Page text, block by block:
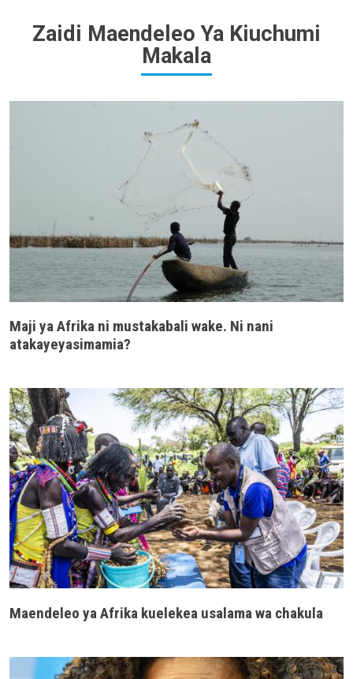
Zaidi Maendeleo Ya Kiuchumi
Makala
Maji ya Afrika ni mustakabali wake. Ni nani
atakayeyasimamia?
Maendeleo ya Afrika kuelekea usalama wa chakula